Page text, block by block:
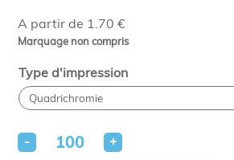
A partir de 1.70 €
Marquage non compris
Type d'impression
- +